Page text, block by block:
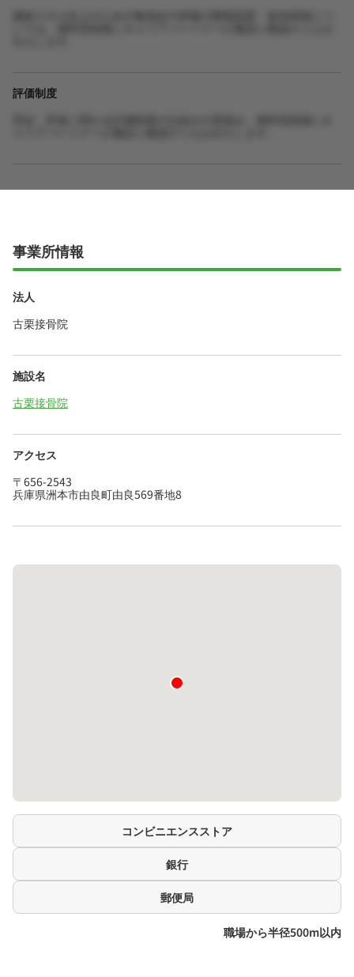
評価制度
事業所情報
法人
古栗接骨院
施設名
古栗接骨院
アクセス
〒656-2543
兵庫県洲本市由良町由良569番地8
コンビニエンスストア
銀行
郵便局
職場から半径500m以内